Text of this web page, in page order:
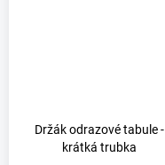
Držák odrazové tabule -
krátká trubka